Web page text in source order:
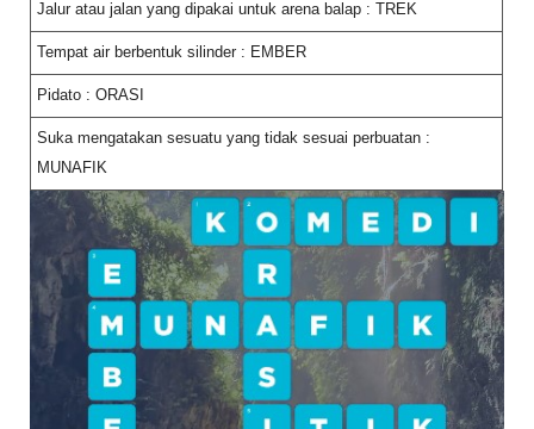
Jalur atau jalan yang dipakai untuk arena balap : TREK
Tempat air berbentuk silinder : EMBER
Pidato : ORASI
Suka mengatakan sesuatu yang tidak sesuai perbuatan :
MUNAFIK